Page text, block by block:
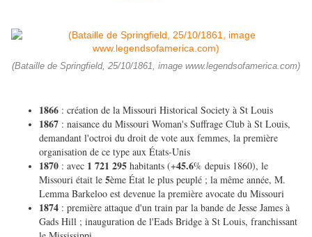
(Bataille de Springfield, 25/10/1861, image www.legendsofamerica.com)
1866 : création de la Missouri Historical Society à St Louis
1867 : naisance du Missouri Woman's Suffrage Club à St Louis,
demandant l'octroi du droit de vote aux femmes, la première
organisation de ce type aux États-Unis
1870 : avec 1 721 295 habitants (+45.6% depuis 1860), le
Missouri était le 5ème État le plus peuplé ; la même année, M.
Lemma Barkeloo est devenue la première avocate du Missouri
1874 : première attaque d'un train par la bande de Jesse James à
Gads Hill ; inauguration de l'Eads Bridge à St Louis, franchissant